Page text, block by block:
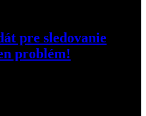
pre sledovanie
problém!